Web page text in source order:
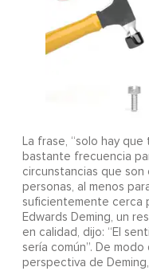
La frase, “solo hay
bastante frecuencia
circunstancias que son
personas, al menos
suficientemente cerca
Edwards Deming, un
en calidad, dijo: “El
sería común”. De
perspectiva de